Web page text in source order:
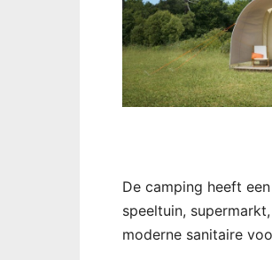
De camping heeft
speeltuin, supermarkt,
moderne sanitaire